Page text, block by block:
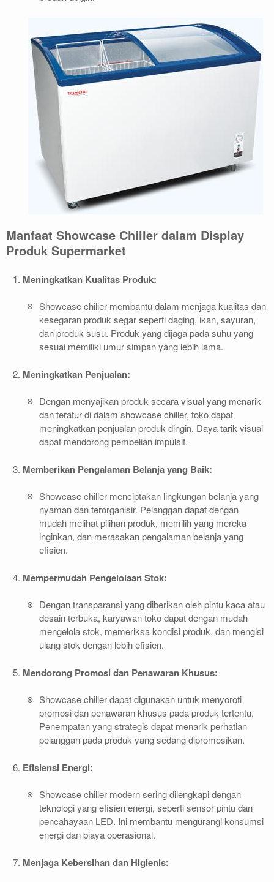
Manfaat Showcase Chiller dalam Display
Produk Supermarket
Meningkatkan Kualitas Produk:
Showcase chiller membantu dalam menjaga kualitas dan
kesegaran produk segar seperti daging, ikan, sayuran,
dan produk susu. Produk yang dijaga pada suhu yang
sesuai memiliki umur simpan yang lebih lama.
Meningkatkan Penjualan:
Dengan menyajikan produk secara visual yang menarik
dan teratur di dalam showcase chiller, toko dapat
meningkatkan penjualan produk dingin. Daya tarik visual
dapat mendorong pembelian impulsif.
Memberikan Pengalaman Belanja yang Baik:
Showcase chiller menciptakan lingkungan belanja yang
nyaman dan terorganisir. Pelanggan dapat dengan
mudah melihat pilihan produk, memilih yang mereka
inginkan, dan merasakan pengalaman belanja yang
efisien.
Mempermudah Pengelolaan Stok:
Dengan transparansi yang diberikan oleh pintu kaca atau
desain terbuka, karyawan toko dapat dengan mudah
mengelola stok, memeriksa kondisi produk, dan mengisi
ulang stok dengan lebih efisien.
Mendorong Promosi dan Penawaran Khusus:
Showcase chiller dapat digunakan untuk menyoroti
promosi dan penawaran khusus pada produk tertentu.
Penempatan yang strategis dapat menarik perhatian
pelanggan pada produk yang sedang dipromosikan.
Efisiensi Energi:
Showcase chiller modern sering dilengkapi dengan
teknologi yang efisien energi, seperti sensor pintu dan
pencahayaan LED. Ini membantu mengurangi konsumsi
energi dan biaya operasional.
Menjaga Kebersihan dan Higienis: